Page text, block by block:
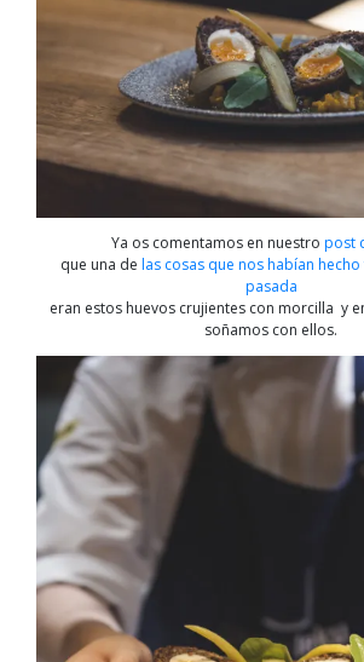
Ya os comentamos en nuestro post
que una de las cosas que nos habían
pasada
eran estos huevos crujientes con morcilla y
soñamos con ellos.